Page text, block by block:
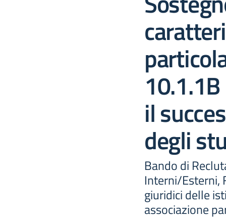
il
degli
Bando di
Interni/Esterni,
giuridici delle
associazione